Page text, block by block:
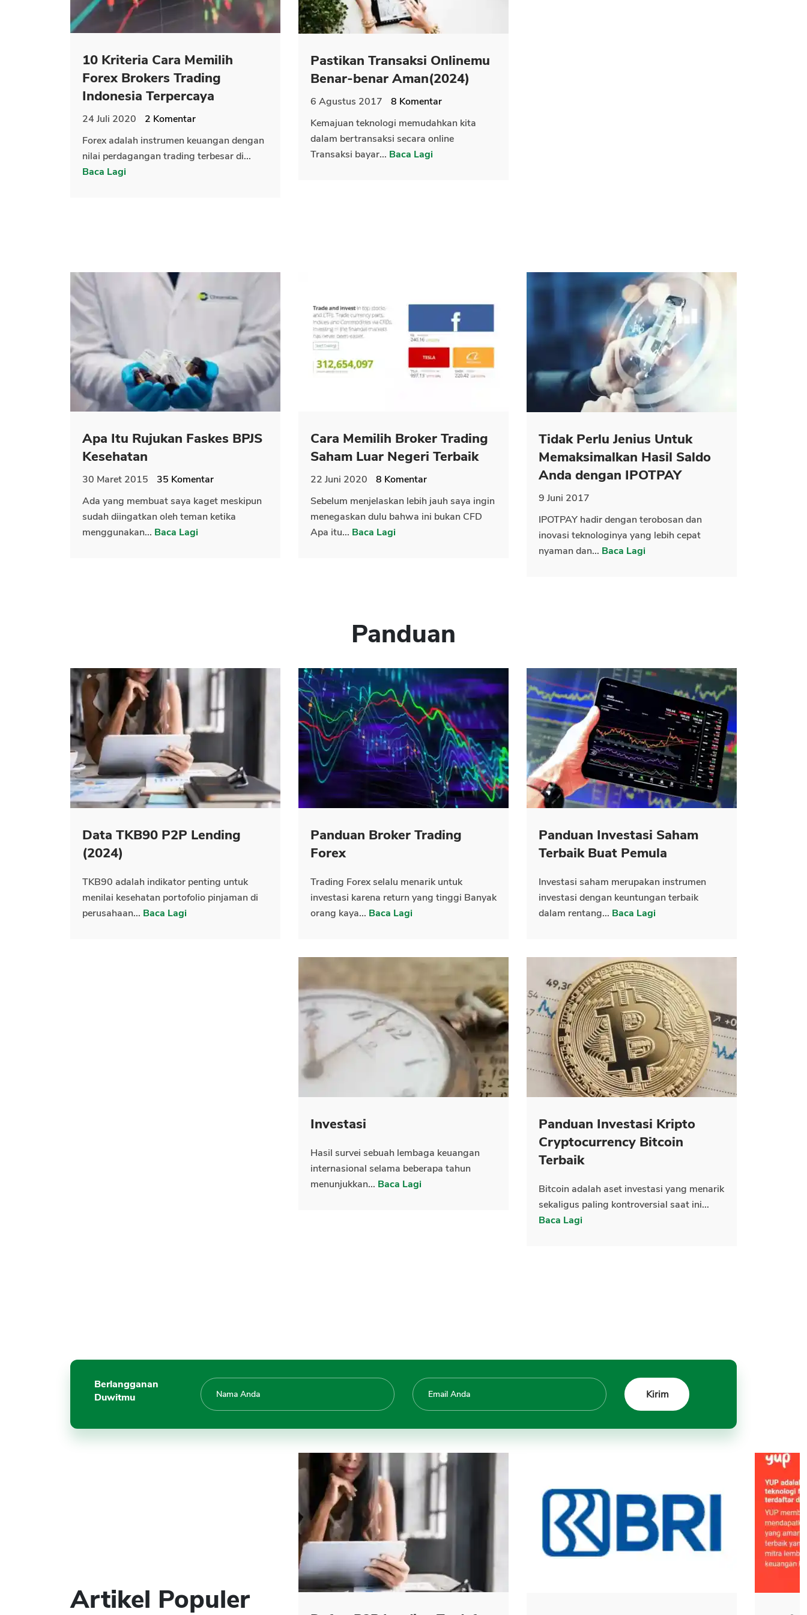
10 Kriteria Cara Memilih
Forex Brokers Trading
Indonesia Terpercaya
24 Juli 2020 2 Komentar
Forex adalah instrumen keuangan dengan
nilai perdagangan trading terbesar di...
Baca Lagi
Pastikan Transaksi Onlinemu
Benar-benar Aman(2024)
6 Agustus 2017 8 Komentar
Kemajuan teknologi memudahkan kita
dalam bertransaksi secara online
Transaksi bayar... Baca Lagi
Apa Itu Rujukan Faskes BPJS
Kesehatan
30 Maret 2015 35 Komentar
Ada yang membuat saya kaget meskipun
sudah diingatkan oleh teman ketika
menggunakan... Baca Lagi
Cara Memilih Broker Trading
Saham Luar Negeri Terbaik
22 Juni 2020 8 Komentar
Sebelum menjelaskan lebih jauh saya ingin
menegaskan dulu bahwa ini bukan CFD
Apa itu... Baca Lagi
Tidak Perlu Jenius Untuk
Memaksimalkan Hasil Saldo
Anda dengan IPOTPAY
9 Juni 2017
IPOTPAY hadir dengan terobosan dan
inovasi teknologinya yang lebih cepat
nyaman dan... Baca Lagi
Panduan
Data TKB90 P2P Lending
(2024)
TKB90 adalah indikator penting untuk
menilai kesehatan portofolio pinjaman di
perusahaan... Baca Lagi
Panduan Broker Trading
Forex
Trading Forex selalu menarik untuk
investasi karena return yang tinggi Banyak
orang kaya... Baca Lagi
Panduan Investasi Saham
Terbaik Buat Pemula
Investasi saham merupakan instrumen
investasi dengan keuntungan terbaik
dalam rentang... Baca Lagi
Investasi
Hasil survei sebuah lembaga keuangan
internasional selama beberapa tahun
menunjukkan... Baca Lagi
Panduan Investasi Kripto
Cryptocurrency Bitcoin
Terbaik
Bitcoin adalah aset investasi yang menarik
sekaligus paling kontroversial saat ini...
Baca Lagi
Berlangganan
Duwitmu
Artikel Populer
CANCEL